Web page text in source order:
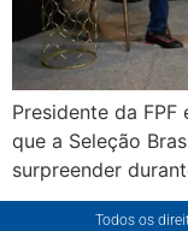
Presidente da
que a Seleção
surpreender
Todos os